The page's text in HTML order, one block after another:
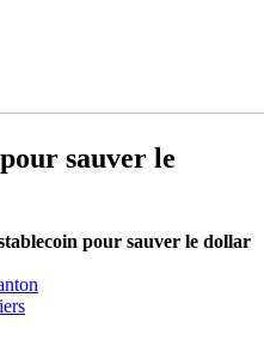
sauver le
pour sauver le dollar